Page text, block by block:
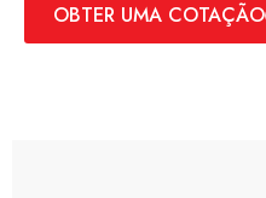
OBTER UMA COTAÇÃO